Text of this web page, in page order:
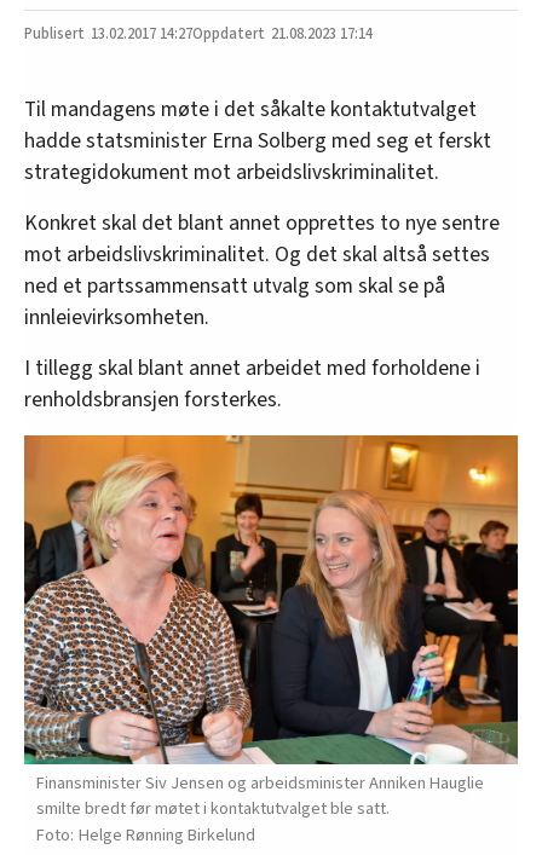
13.02.2017 14:27 21.08.2023 17:14
Til mandagens møte i det såkalte kontaktutvalget
hadde statsminister Erna Solberg med seg et ferskt
strategidokument mot arbeidslivskriminalitet.
Konkret skal det blant annet opprettes to nye sentre
mot arbeidslivskriminalitet. Og det skal altså settes
ned et partssammensatt utvalg som skal se på
innleievirksomheten.
I tillegg skal blant annet arbeidet med forholdene i
renholdsbransjen forsterkes.
Finansminister Siv Jensen og arbeidsminister Anniken Hauglie
smilte bredt før møtet i kontaktutvalget ble satt.
Helge Rønning Birkelund